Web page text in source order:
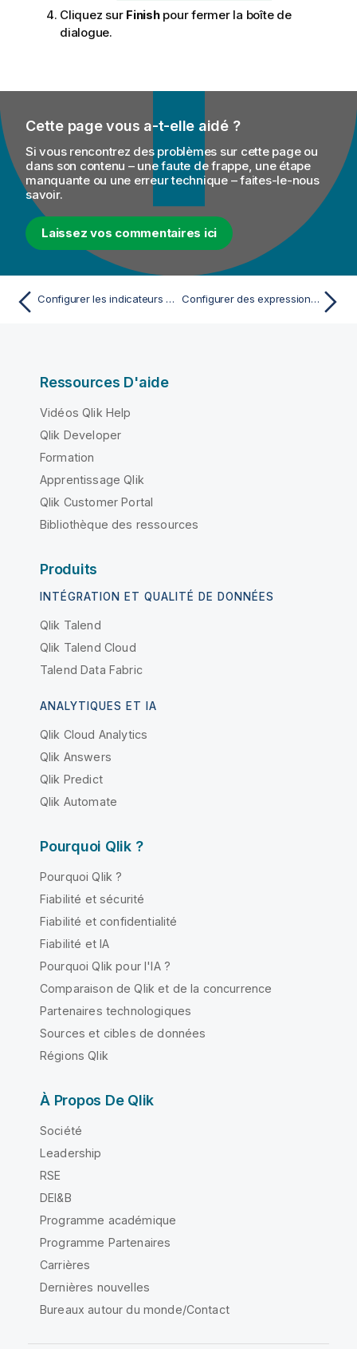
Cliquez sur Finishpour fermer la boîte de
dialogue.
Cette page vous a-t-elle aidé ?
Si vous rencontrez des problèmes sur cette page ou
dans son contenu – une faute de frappe, une étape
manquante ou une erreur technique – faites-le-nous
savoir.
Laissez vos commentaires ici
Configurer les indicateurs système et personnalisés Configurer des expressions régulières et finaliser l' analyse
Ressources D'aide
Vidéos Qlik Help
Qlik Developer
Formation
Apprentissage Qlik
Qlik Customer Portal
Bibliothèque des ressources
Produits
INTÉGRATION ET QUALITÉ DE DONNÉES
Qlik Talend
Qlik Talend Cloud
Talend Data Fabric
ANALYTIQUES ET IA
Qlik Cloud Analytics
Qlik Answers
Qlik Predict
Qlik Automate
Pourquoi Qlik ?
Pourquoi Qlik ?
Fiabilité et sécurité
Fiabilité et confidentialité
Fiabilité et IA
Pourquoi Qlik pour l'IA ?
Comparaison de Qlik et de la concurrence
Partenaires technologiques
Sources et cibles de données
Régions Qlik
À Propos De Qlik
Société
Leadership
RSE
DEI&B
Programme académique
Programme Partenaires
Carrières
Dernières nouvelles
Bureaux autour du monde/Contact